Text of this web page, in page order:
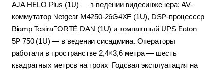
AJA HELO Plus (1U) — в ведении видеоинженера; AV-
коммутатор Netgear M4250-26G4XF (1U), DSP-процессор
Biamp TesiraFORTÉ DAN (1U) и компактный UPS Eaton
5P 750 (1U) — в ведении сисадмина. Операторы
работали в пространстве 2,4×3,6 метра — шесть
квадратных метров на троих. Годовая эксплуатация на